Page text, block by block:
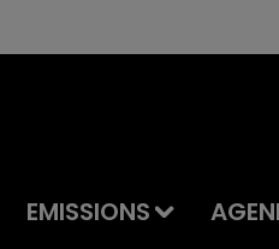
EMISSIONS